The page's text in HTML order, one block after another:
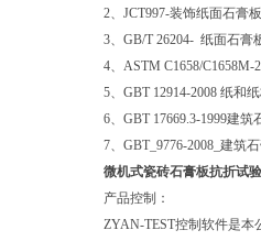
2、JCT997-装饰纸面石膏板
3、GB/T 26204- 纸面石膏
4、ASTM C1658/
5、GBT 12914-2008 纸和
6、GBT 17669.3-1999建
7、GBT_9776-2008_建筑
微机式瓷砖石膏板抗折试
产品控制：
ZYAN-TEST控制软件是